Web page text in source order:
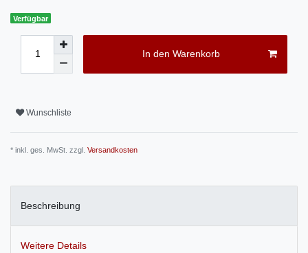
Verfügbar
In den Warenkorb
Wunschliste
* inkl. ges. MwSt. zzgl. Versandkosten
Beschreibung
Weitere Details